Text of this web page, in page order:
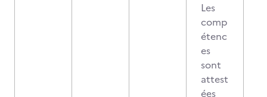
Les
comp
étenc
es
sont
attest
ées